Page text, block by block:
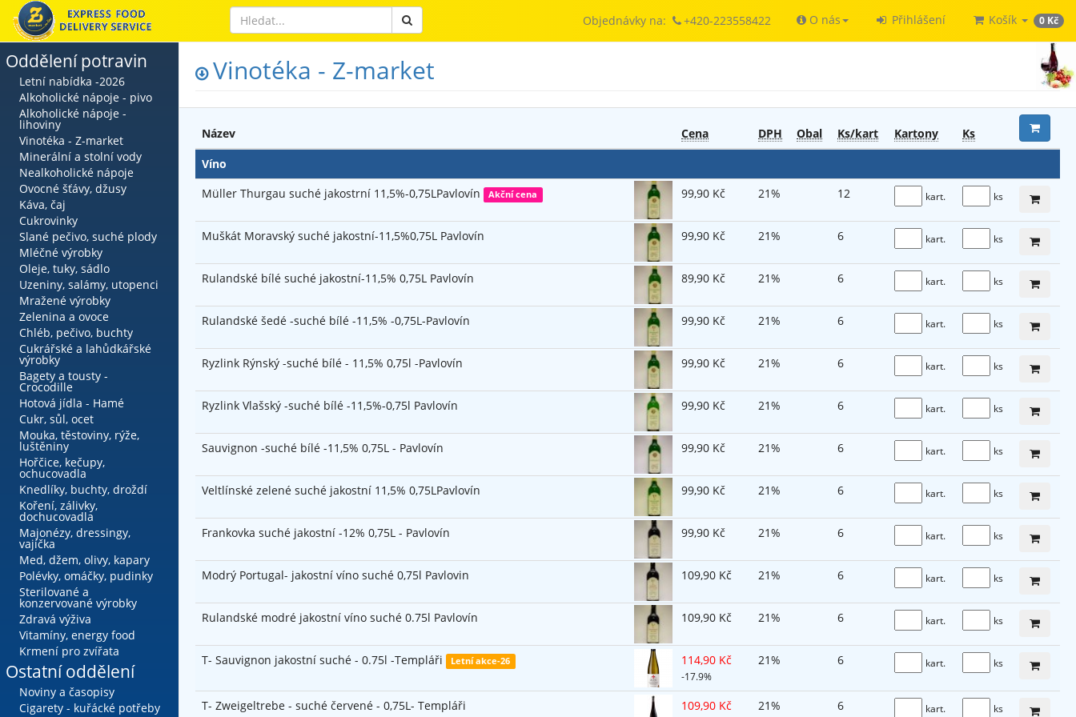
Objednávky na: +420-223558422 O nás Přihlášení Košík 0 Kč
Oddělení potravin
Letní nabídka -2026
Alkoholické nápoje - pivo
Alkoholické nápoje -
lihoviny
Vinotéka - Z-market
Minerální a stolní vody
Nealkoholické nápoje
Ovocné šťávy, džusy
Káva, čaj
Cukrovinky
Slané pečivo, suché plody
Mléčné výrobky
Oleje, tuky, sádlo
Uzeniny, salámy, utopenci
Mražené výrobky
Zelenina a ovoce
Chléb, pečivo, buchty
Cukrářské a lahůdkářské
výrobky
Bagety a tousty -
Crocodille
Hotová jídla - Hamé
Cukr, sůl, ocet
Mouka, těstoviny, rýže,
luštěniny
Hořčice, kečupy,
ochucovadla
Knedlíky, buchty, droždí
Koření, zálivky,
dochucovadla
Majonézy, dressingy,
vajíčka
Med, džem, olivy, kapary
Polévky, omáčky, pudinky
Sterilované a
konzervované výrobky
Zdravá výživa
Vitamíny, energy food
Krmení pro zvířata
Ostatní oddělení
Noviny a časopisy
Cigarety - kuřácké potřeby
Vinotéka - Z-market
Název Cena DPH Obal Ks/kart Kartony
Ks
Víno
Müller Thurgau suché jakostrní 11,5%-0,75LPavlovín
Akční cena 99,90 Kč 21% 12 kart. ks
Muškát Moravský suché jakostní-11,5%0,75L Pavlovín 99,90 Kč 21% 6 kart. ks
Rulandské bílé suché jakostní-11,5% 0,75L Pavlovín 89,90 Kč 21% 6 kart. ks
Rulandské šedé -suché bílé -11,5% -0,75L-Pavlovín 99,90 Kč 21% 6 kart. ks
Ryzlink Rýnský -suché bílé - 11,5% 0,75l -Pavlovín 99,90 Kč 21% 6 kart. ks
Ryzlink Vlašský -suché bílé -11,5%-0,75l Pavlovín 99,90 Kč 21% 6 kart. ks
Sauvignon -suché bílé -11,5% 0,75L - Pavlovín 99,90 Kč 21% 6 kart. ks
Veltlínské zelené suché jakostní 11,5% 0,75LPavlovín 99,90 Kč 21% 6 kart. ks
Frankovka suché jakostní -12% 0,75L - Pavlovín 99,90 Kč 21% 6 kart. ks
Modrý Portugal- jakostní víno suché 0,75l Pavlovin 109,90 Kč 21% 6 kart. ks
Rulandské modré jakostní víno suché 0.75l Pavlovín 109,90 Kč 21% 6 kart. ks
T- Sauvignon jakostní suché - 0.75l -Templáři Letní akce-26 114,90 Kč
-17.9%
21% 6 kart. ks
T- Zweigeltrebe - suché červené - 0,75L- Templáři 109,90 Kč 21% 6 kart. ks